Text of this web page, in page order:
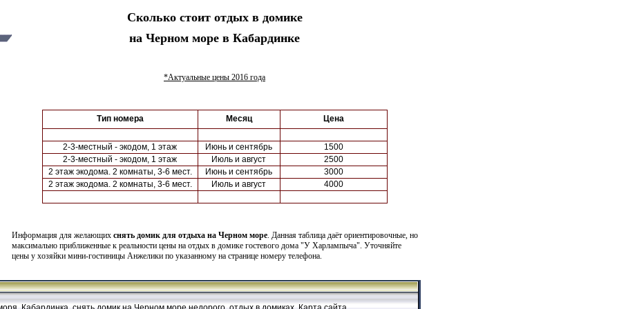
Сколько стоит отдых в домике
на Черном море в Кабардинке
*Актуальные цены 2016 года
Тип номера Месяц Цена
2-3-местный - экодом, 1 этаж Июнь и сентябрь
1500
2-3-местный - экодом, 1 этаж
Июль и август
2500
2 этаж экодома. 2 комнаты, 3-6 мест.
Июнь и сентябрь
3000
2 этаж экодома. 2 комнаты, 3-6 мест.
Июль и август 4000
Информация для желающих снять домик для отдыха на Черном море. Данная таблица даёт ориентировочные, но
максимально приближенные к реальности цены на отдых в домике гостевого дома "У Харлампыча". Уточняйте
цены у хозяйки мини-гостиницы Анжелики по указанному на странице номеру телефона.